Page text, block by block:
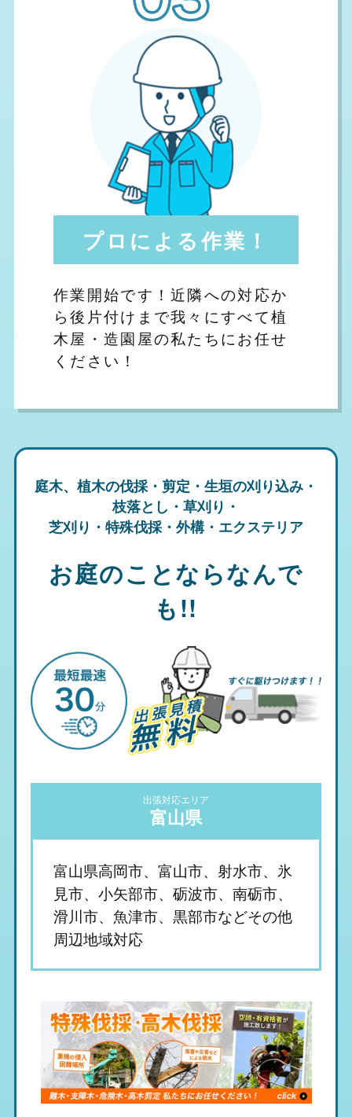
プロによる作業！
作業開始です！近隣への対応か
ら後片付けまで我々にすべて植
木屋・造園屋の私たちにお任せ
ください！
庭木、植木の伐採・剪定・生垣の刈り込み・
枝落とし・草刈り・
芝刈り・特殊伐採・外構・エクステリア
お庭のことならなんで
も!!
出張対応エリア
富山県
富山県高岡市、富山市、射水市、氷
見市、小矢部市、砺波市、南砺市、
滑川市、魚津市、黒部市などその他
周辺地域対応